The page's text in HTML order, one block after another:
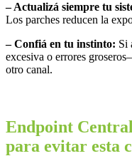
– Actualizá siempre tu
Los parches reducen la
– Confiá en tu instinto: Si
excesiva o errores
otro canal.
Endpoint
para evitar esta